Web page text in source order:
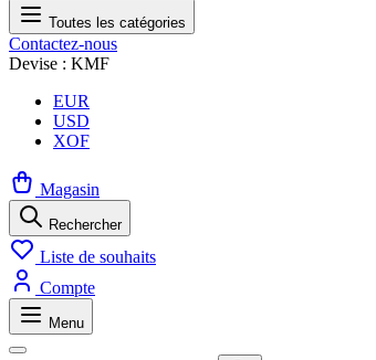
Toutes les catégories
Contactez-nous
Devise : KMF
EUR
USD
XOF
Magasin
Rechercher
Liste de souhaits
Compte
Menu